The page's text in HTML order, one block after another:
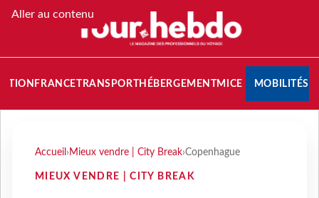
Aller au contenu
FRANCETRANSPORT HÉBERGEMENTMICE MOBILITÉS
Accueil › Mieux vendre | City Break›Copenhague
MIEUX VENDRE | CITY BREAK